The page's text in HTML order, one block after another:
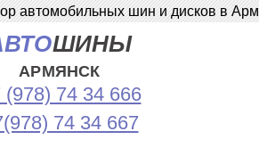
автомобильных шин и дисков в
ШИНЫ
АРМЯНСК
(978) 74 34 666
74 34 667